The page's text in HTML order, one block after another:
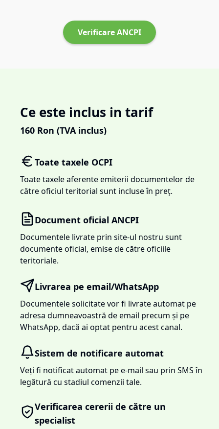
Verificare ANCPI
Ce este inclus in tarif
160 Ron (TVA inclus)
Toate taxele OCPI
Toate taxele aferente emiterii documentelor de
către oficiul teritorial sunt incluse în preț.
Document oficial ANCPI
Documentele livrate prin site-ul nostru sunt
documente oficial, emise de către oficiile
teritoriale.
Livrarea pe email/WhatsApp
Documentele solicitate vor fi livrate automat pe
adresa dumneavoastră de email precum și pe
WhatsApp, dacă ai optat pentru acest canal.
Sistem de notificare automat
Veți fi notificat automat pe e-mail sau prin SMS în
legătură cu stadiul comenzii tale.
Verificarea cererii de către un
specialist